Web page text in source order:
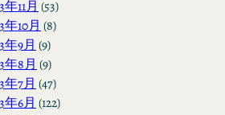
年11月 (53)
年10月 (8)
年9月 (9)
年8月 (9)
年7月 (47)
年6月 (122)